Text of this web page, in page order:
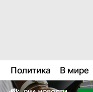
Политика В мире